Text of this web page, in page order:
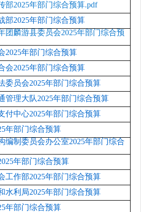
部2025年部门综合预算.pdf
部2025年部门综合预算
团麟游县委员会2025年部门综合预
2025年部门综合预算
会2025年部门综合预算
委员会2025年部门综合预算
管理大队2025年部门综合预算
付中心2025年部门综合预算
年部门综合预算
编制委员会办公室2025年部门综合
年部门综合预算
工作部2025年部门综合预算
水利局2025年部门综合预算
年部门综合预算